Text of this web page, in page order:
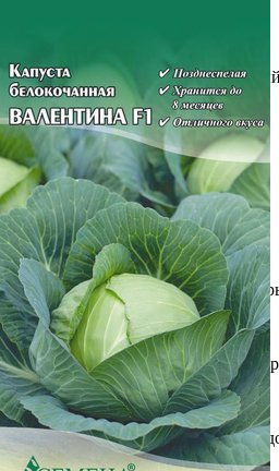
Обратный звонок Заказать
Каталог
Семена
Грунты
Газонные травы, сидераты
Горшки, рассадники,
Посадочный материал
Садовый инструмент,
Консервирование
Средства защиты, удобрения,